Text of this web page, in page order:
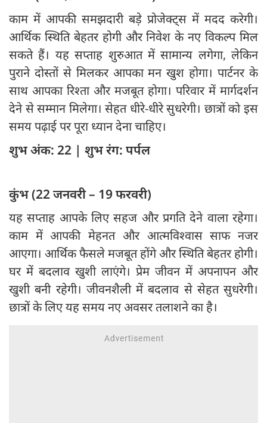
काम में आपकी समझदारी बड़े प्रोजेक्ट्स में मदद करेगी।
आर्थिक स्थिति बेहतर होगी और निवेश के नए विकल्प मिल
सकते हैं। यह सप्ताह शुरुआत में सामान्य लगेगा, लेकिन
पुराने दोस्तों से मिलकर आपका मन खुश होगा। पार्टनर के
साथ आपका रिश्ता और मजबूत होगा। परिवार में मार्गदर्शन
देने से सम्मान मिलेगा। सेहत धीरे-धीरे सुधरेगी। छात्रों को इस
समय पढ़ाई पर पूरा ध्यान देना चाहिए।
शुभ अंक: 22 | शुभ रंग: पर्पल
कुंभ (22 जनवरी – 19 फरवरी)
यह सप्ताह आपके लिए सहज और प्रगति देने वाला रहेगा।
काम में आपकी मेहनत और आत्मविश्वास साफ नजर
आएगा। आर्थिक फैसले मजबूत होंगे और स्थिति बेहतर होगी।
घर में बदलाव खुशी लाएंगे। प्रेम जीवन में अपनापन और
खुशी बनी रहेगी। जीवनशैली में बदलाव से सेहत सुधरेगी।
छात्रों के लिए यह समय नए अवसर तलाशने का है।